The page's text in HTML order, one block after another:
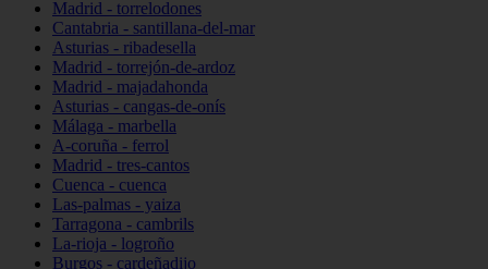
Madrid - torrelodones
Cantabria - santillana-del-mar
Asturias - ribadesella
Madrid - torrejón-de-ardoz
Madrid - majadahonda
Asturias - cangas-de-onís
Málaga - marbella
A-coruña - ferrol
Madrid - tres-cantos
Cuenca - cuenca
Las-palmas - yaiza
Tarragona - cambrils
La-rioja - logroño
Burgos - cardeñadijo